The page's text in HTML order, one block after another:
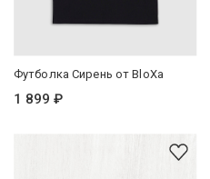
Футболка Сирень от BloXa
1 899 ₽